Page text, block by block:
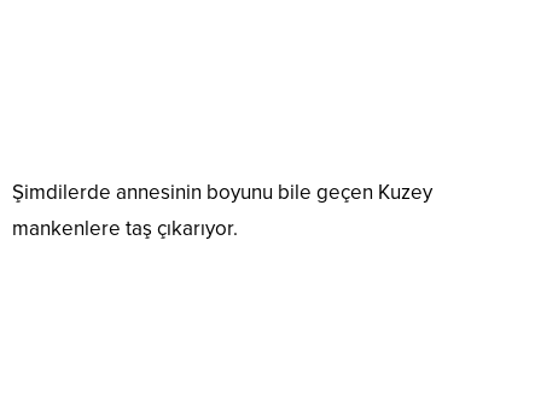
Şimdilerde annesinin boyunu bile geçen Kuzey
mankenlere taş çıkarıyor.